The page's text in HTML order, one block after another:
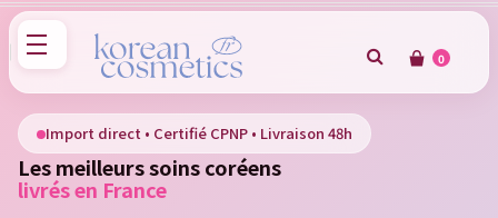
0
Import direct • Certifié CPNP • Livraison 48h
Les meilleurs soins coréens
livrés en France
Sign in
You need to be logged in to save products in your wish
list.